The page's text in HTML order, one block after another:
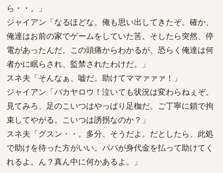
ら・・。」
ジャイアン「なるほどな。俺も思い出してきたぞ。確か、
俺達はお前の家でゲームをしていた筈。そしたら突然、停
電があったんだ。この頭痛からわかるが、恐らく俺達は何
者かに眠らされ、監禁されたわけだ。」
スネ夫「そんなぁ、嘘だ。助けてママァァァ！」
ジャイアン「バカヤロウ！泣いても状況は変わらねぇぞ。
見てみろ、足のこいつはやっぱり足枷だ。ご丁寧に鎖で拘
束してやがる。こいつは誘拐なのか？」
スネ夫「グスン・・。多分、そうだよ。だとしたら、此処
で助けを待った方がいい。パパが身代金を払って助けてく
れるよ。ん？真ん中に何かあるよ。」